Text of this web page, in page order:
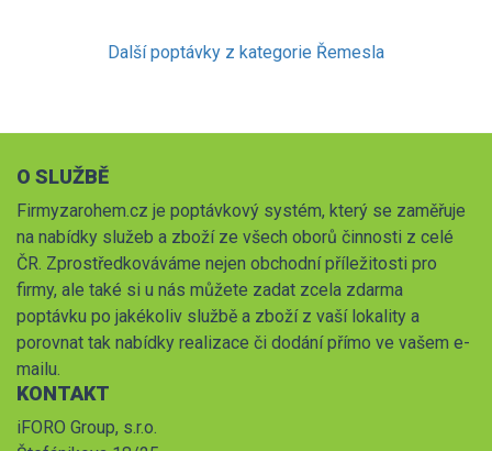
Další poptávky z kategorie Řemesla
O SLUŽBĚ
Firmyzarohem.cz je poptávkový systém, který se zaměřuje
na nabídky služeb a zboží ze všech oborů činnosti z celé
ČR. Zprostředkováváme nejen obchodní příležitosti pro
firmy, ale také si u nás můžete zadat zcela zdarma
poptávku po jakékoliv službě a zboží z vaší lokality a
porovnat tak nabídky realizace či dodání přímo ve vašem e-
mailu.
KONTAKT
iFORO Group, s.r.o.